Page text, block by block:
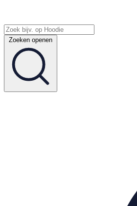
Zoeken openen